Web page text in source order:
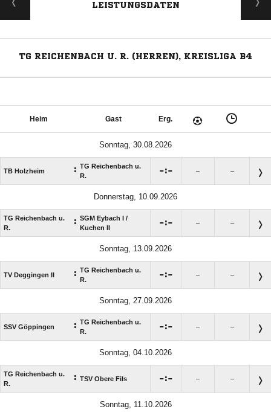
LEISTUNGSDATEN
TG REICHENBACH U. R. (HERREN), KREISLIGA B4
Heim Gast Erg.
Sonntag, 30.08.2026
TB Holzheim : TG Reichenbach u.
R.
: – –
Donnerstag, 10.09.2026
TG Reichenbach u.
R.
: SGM Eybach I /​
Kuchen II
: – –
Sonntag, 13.09.2026
TV Deggingen II : TG Reichenbach u.
R.
: – –
Sonntag, 27.09.2026
SSV Göppingen : TG Reichenbach u.
R.
: – –
Sonntag, 04.10.2026
TG Reichenbach u.
R.
: TSV Obere Fils : – –
Sonntag, 11.10.2026